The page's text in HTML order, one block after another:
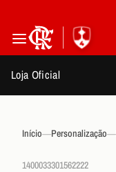
Loja Oficial
Início Personalização
1400033301562222